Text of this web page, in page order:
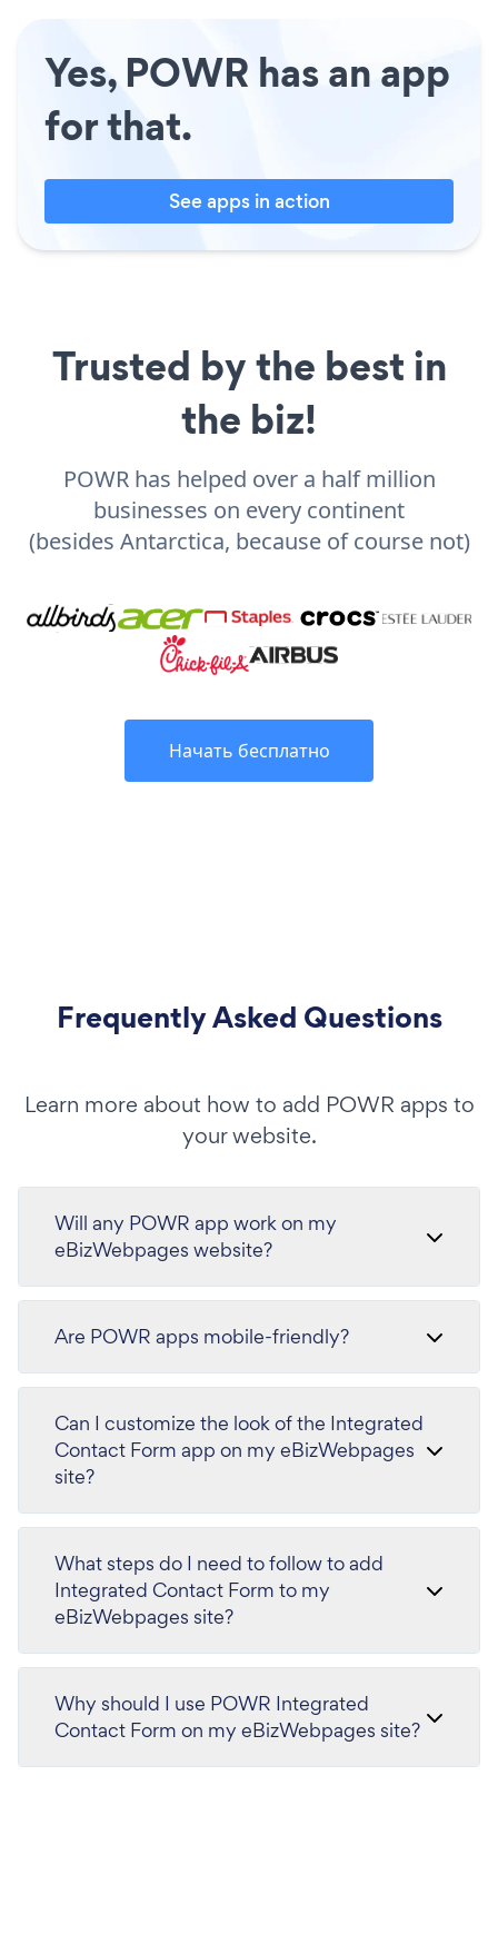
Yes, POWR has an app
for that.
See apps in action
Trusted by the best in
the biz!
POWR has helped over a half million
businesses on every continent
(besides Antarctica, because of course not)
Начать бесплатно
Frequently Asked Questions
Learn more about how to add POWR apps to
your website.
Will any POWR app work on my
eBizWebpages website?
Are POWR apps mobile-friendly?
Can I customize the look of the Integrated
Contact Form app on my eBizWebpages
site?
What steps do I need to follow to add
Integrated Contact Form to my
eBizWebpages site?
Why should I use POWR Integrated
Contact Form on my eBizWebpages site?